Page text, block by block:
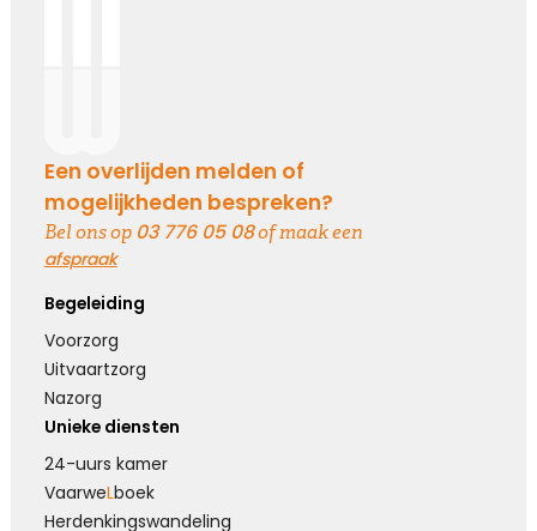
Een overlijden melden of
mogelijkheden bespreken?
Bel ons op 03 776 05 08of maak een
afspraak
Begeleiding
Voorzorg
Uitvaartzorg
Nazorg
Unieke diensten
24-uurs kamer
VaarweLboek
Herdenkings­wandeling